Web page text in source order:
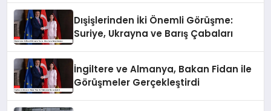
Dışişlerinden İki Önemli Görüşme:
Suriye, Ukrayna ve Barış Çabaları
İngiltere ve Almanya, Bakan Fidan ile
Görüşmeler Gerçekleştirdi